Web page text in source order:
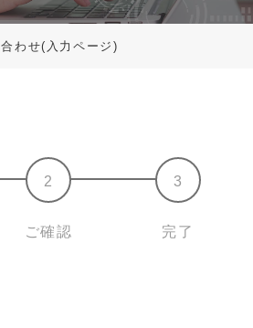
わせ(入力ページ)
ご確認 完了